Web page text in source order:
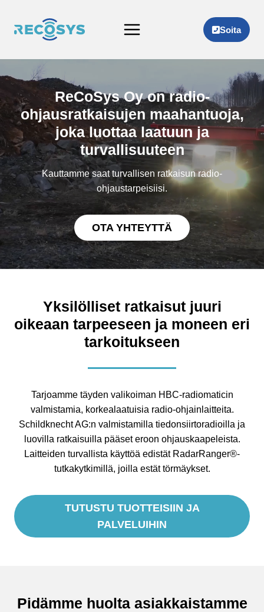
Soita
ReCoSys Oy on radio-
ohjausratkaisujen maahantuoja,
joka luottaa laatuun ja
turvallisuuteen
Kauttamme saat turvallisen ratkaisun radio-
ohjaustarpeisiisi.
OTA YHTEYTTÄ
Yksilölliset ratkaisut juuri
oikeaan tarpeeseen ja moneen eri
tarkoitukseen
Tarjoamme täyden valikoiman HBC-radiomaticin
valmistamia, korkealaatuisia radio-ohjainlaitteita.
Schildknecht AG:n valmistamilla tiedonsiirtoradioilla ja
luovilla ratkaisuilla pääset eroon ohjauskaapeleista.
Laitteiden turvallista käyttöä edistät RadarRanger®-
tutkakytkimillä, joilla estät törmäykset.
TUTUSTU TUOTTEISIIN JA
PALVELUIHIN
Pidämme huolta asiakkaistamme